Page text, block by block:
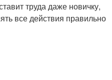
труда даже новичку,
все действия правильно